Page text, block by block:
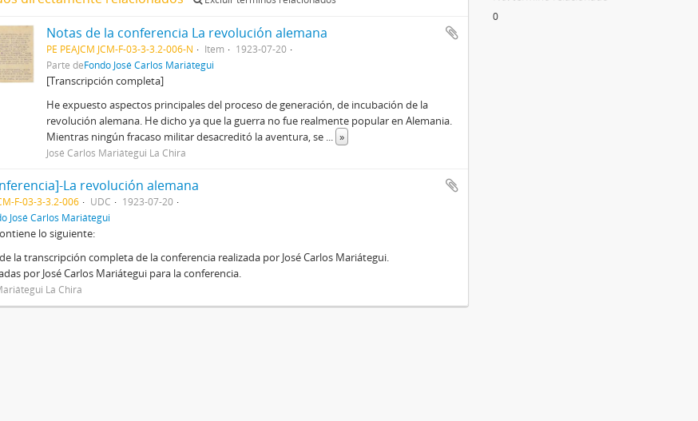
Notas de la conferencia La revolución alemana
PE PEAJCM JCM-F-03-3-3.2-006-N Item
1923-07-20
Parte deFondo José Carlos Mariátegui
[Transcripción completa]
He expuesto aspectos principales del proceso de generación, de incubación de la
revolución alemana. He dicho ya que la guerra no fue realmente popular en Alemania.
Mientras ningún fracaso militar desacreditó la aventura, se ... »
José Carlos Mariátegui La Chira
La revolución alemana
F-03-3-3.2-006 UDC
1923-07-20
José Carlos Mariátegui
lo siguiente:
la transcripción completa de la conferencia realizada por José Carlos Mariátegui.
por José Carlos Mariátegui para la conferencia.
La Chira
0